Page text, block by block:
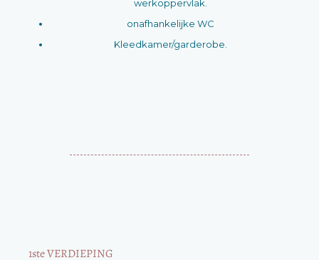
werkoppervlak.
onafhankelijke WC
Kleedkamer/garderobe.
1ste VERDIEPING